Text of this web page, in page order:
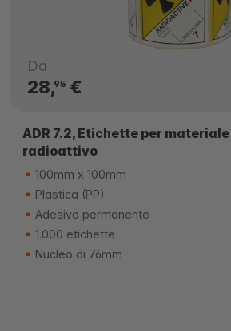
Da
28,95€
ADR 7.2, Etichette per materiale
radioattivo
100mm x 100mm
Plastica (PP)
Adesivo permanente
1.000 etichette
Nucleo di 76mm